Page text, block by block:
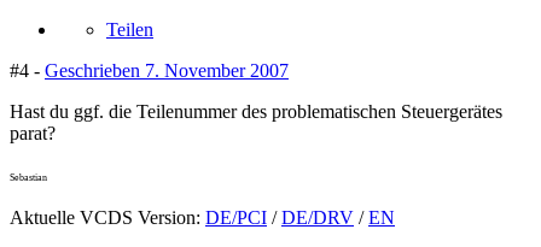
Teilen
#4 - Geschrieben 7. November 2007
Hast du ggf. die Teilenummer des problematischen Steuergerätes
parat?
Sebastian
Aktuelle VCDS Version: DE/PCI /DE/DRV /EN